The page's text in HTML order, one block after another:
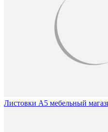
Листовки А5 мебельный